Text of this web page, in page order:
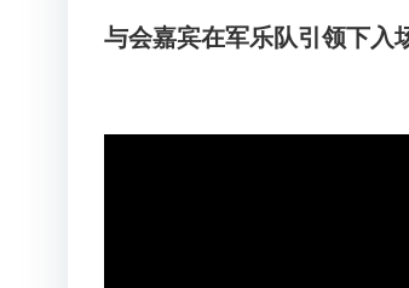
与会嘉宾在军乐队引领下入